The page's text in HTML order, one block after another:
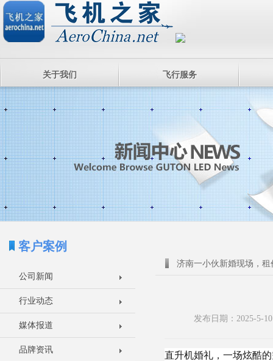
关于我们 飞行服务
客户案例
公司新闻
行业动态
媒体报道
品牌资讯
济南一小伙新婚现场，
发布日期：2025-5-
直升机婚礼，一场炫酷